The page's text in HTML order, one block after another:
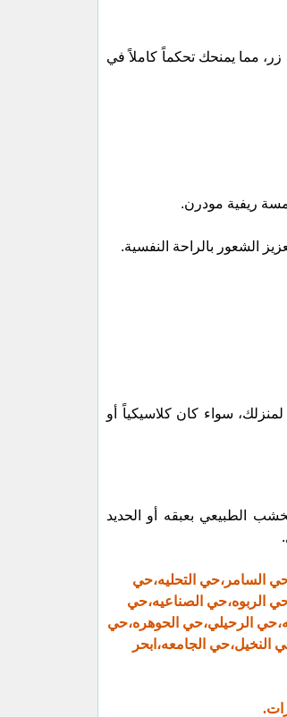
مما يمنحك تحكماً كاملاً في
ريفية مودرن.
الشعور بالراحة النفسية.
سواء كان كلاسيكياً أو
الطبيعي بعبقه أو الحديد
السامر،حي التحليه،حي
الربوه،حي الصناعيه،حي
الرحيلي،حي الحوهره،حي
الجامعه،ابحر